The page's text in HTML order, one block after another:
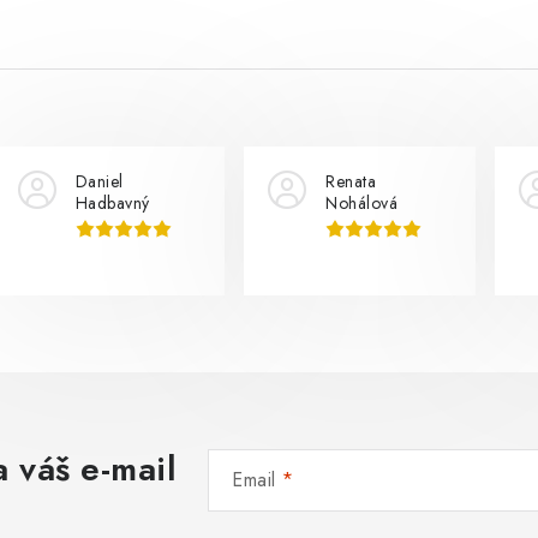
Daniel
Hadbavný
Renata
Nohálová
e-mail Email